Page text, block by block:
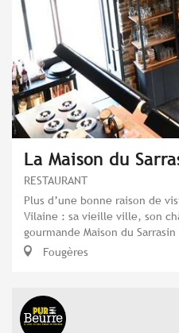
La Maison du
RESTAURANT
Plus d’une bonne raison de
Vilaine : sa vieille ville, son
gourmande Maison du Sarrasin
Fougères